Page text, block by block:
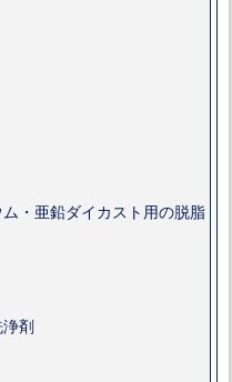
・亜鉛ダイカスト用の脱脂
剤